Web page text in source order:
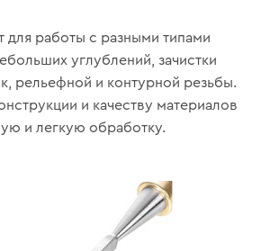
для работы с разными типами
углублений, зачистки
рельефной и контурной резьбы.
и качеству материалов
и легкую обработку.